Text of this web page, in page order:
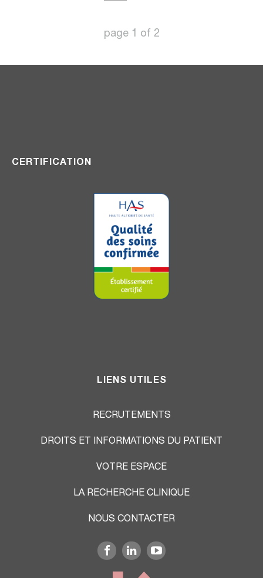
page 1 of 2
CERTIFICATION
LIENS UTILES
RECRUTEMENTS
DROITS ET INFORMATIONS DU PATIENT
VOTRE ESPACE
LA RECHERCHE CLINIQUE
NOUS CONTACTER